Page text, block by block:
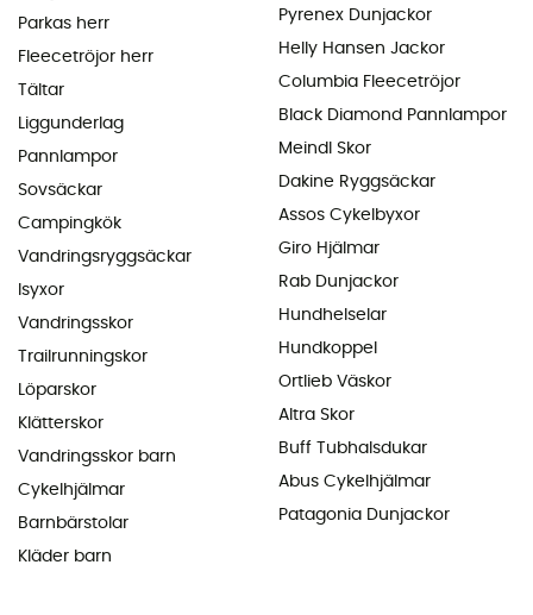
Parkas herr
Fleecetröjor herr
Tältar
Liggunderlag
Pannlampor
Sovsäckar
Campingkök
Vandringsryggsäckar
Isyxor
Vandringsskor
Trailrunningskor
Löparskor
Klätterskor
Vandringsskor barn
Cykelhjälmar
Barnbärstolar
Kläder barn
Pyrenex Dunjackor
Helly Hansen Jackor
Columbia Fleecetröjor
Black Diamond Pannlampor
Meindl Skor
Dakine Ryggsäckar
Assos Cykelbyxor
Giro Hjälmar
Rab Dunjackor
Hundhelselar
Hundkoppel
Ortlieb Väskor
Altra Skor
Buff Tubhalsdukar
Abus Cykelhjälmar
Patagonia Dunjackor